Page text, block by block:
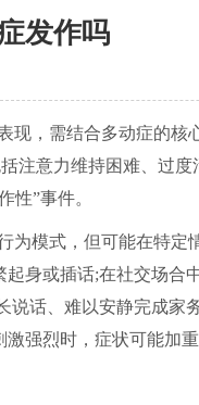
发作吗
现，需结合多动症的核
注意力维持困难、过
性”事件。
为模式，但可能在特定
身或插话;在社交场合
话、难以安静完成家
强烈时，症状可能加